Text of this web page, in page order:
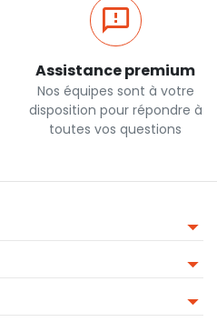
Assistance premium
Nos équipes sont à votre
disposition pour répondre à
toutes vos questions